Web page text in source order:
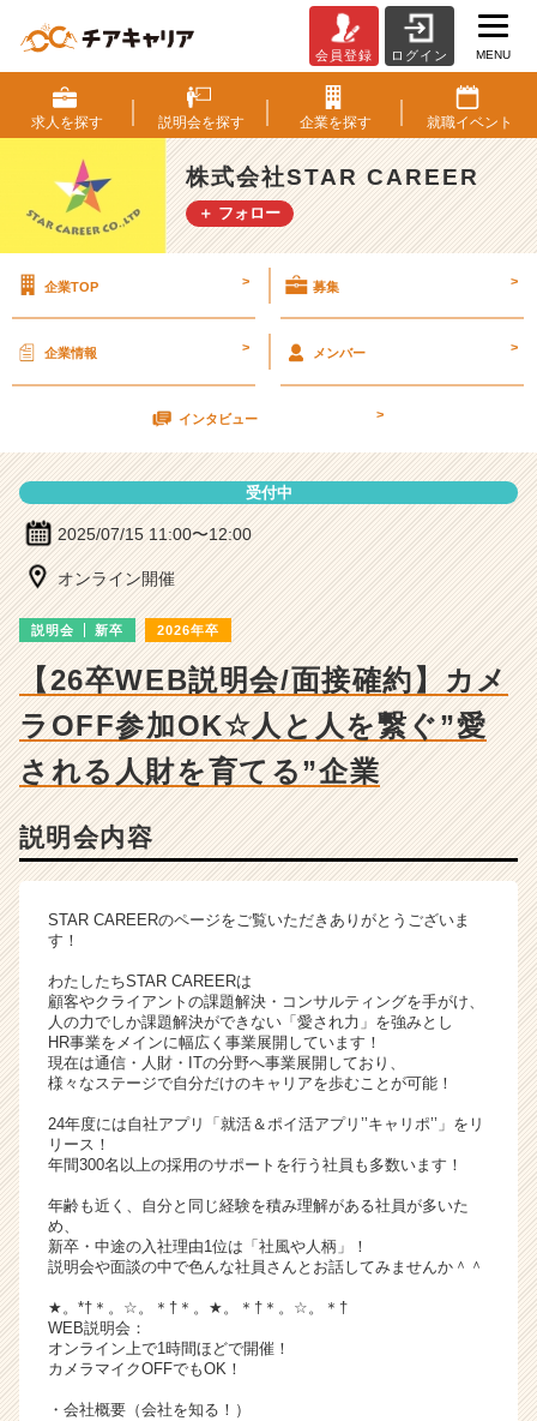
式
会
社
S
T
A
R
R
の
細
ン
チ
ャ
ー・
成
長
企
ウ
が
届
く
就
活
イ
チ
ア
ャ
リ
h
e
e
会員登録 ログイン MENU
求人を探す 説明会を探す 企業を探す 就職イベント
株式会社STAR CAREER
＋ フォロー
企業TOP > 募集 >
企業情報 > メンバー >
インタビュー >
受付中
2025/07/15 11:00〜12:00
オンライン開催
説明会 新卒 2026年卒
【26卒WEB説明会/面接確約】カメ
ラOFF参加OK☆人と人を繋ぐ”愛
される人財を育てる”企業
説明会内容
STAR CAREERのページをご覧いただきありがとうございま
す！
わたしたちSTAR CAREERは
顧客やクライアントの課題解決・コンサルティングを手がけ、
人の力でしか課題解決ができない「愛され力」を強みとし
HR事業をメインに幅広く事業展開しています！
現在は通信・人財・ITの分野へ事業展開しており、
様々なステージで自分だけのキャリアを歩むことが可能！
24年度には自社アプリ「就活＆ポイ活アプリ’’キャリポ’’」をリ
リース！
年間300名以上の採用のサポートを行う社員も多数います！
年齢も近く、自分と同じ経験を積み理解がある社員が多いた
め、
新卒・中途の入社理由1位は「社風や人柄」！
説明会や面談の中で色んな社員さんとお話してみませんか＾＾
★。*†＊。☆。＊†＊。★。＊†＊。☆。＊†
WEB説明会：
オンライン上で1時間ほどで開催！
カメラマイクOFFでもOK！
・会社概要（会社を知る！）